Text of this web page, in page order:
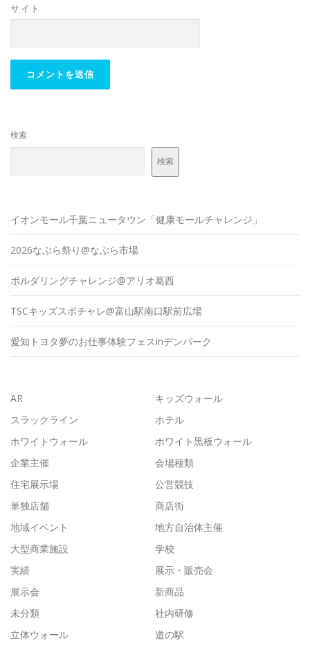
サイト
検索
検索
イオンモール千葉ニュータウン「健康モールチャレンジ」
2026なぶら祭り@なぶら市場
ボルダリングチャレンジ@アリオ葛西
TSCキッズスポチャレ@富山駅南口駅前広場
愛知トヨタ夢のお仕事体験フェスinデンパーク
AR
キッズウォール
スラックライン
ホテル
ホワイトウォール
ホワイト黒板ウォール
企業主催
会場種類
住宅展示場
公営競技
単独店舗
商店街
地域イベント
地方自治体主催
大型商業施設
学校
実績
展示・販売会
展示会
新商品
未分類
社内研修
立体ウォール
道の駅